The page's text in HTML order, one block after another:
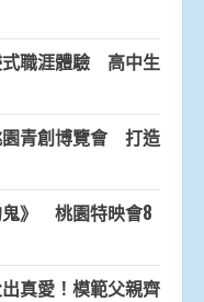
式職涯體驗 高中生
園青創博覽會 打造
鬼》 桃園特映會8
真愛！模範父親齊